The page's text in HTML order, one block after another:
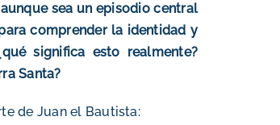
La Biblia y el Magisterio
sea un episodio central
comprender la identidad y
significa esto realmente?
Santa?
de Juan el Bautista: